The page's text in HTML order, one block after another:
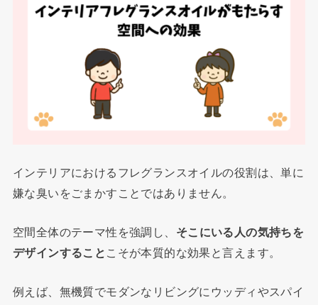
インテリアにおけるフレグランスオイルの役割は、単に
嫌な臭いをごまかすことではありません。
空間全体のテーマ性を強調し、 そこにいる人の気持ちを
デザインすること こそが本質的な効果と言えます。
例えば、無機質でモダンなリビングにウッディやスパイ